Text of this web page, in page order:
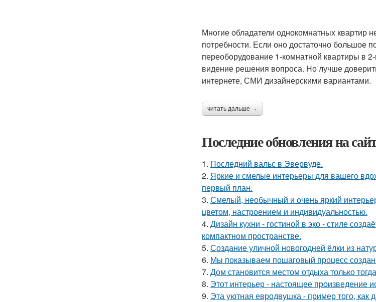
Многие обладатели однокомнатных квартир
потребности. Если оно достаточно большое
переоборудование 1-комнатной квартиры в
видение решения вопроса. Но лучше
интернете, СМИ дизайнерскими вариантами.
читать дальше →
Последние обновления на
1. Последний вальс в Эвервуде.
2. Яркие и смелые интерьеры для вашего
первый план.
3. Смелый, необычный и очень яркий
цветом, настроением и индивидуальностью.
4. Дизайн кухни - гостиной в эко - стиле
компактном пространстве.
5. Создание уличной новогодней ёлки из
6. Мы показываем пошаговый процесс
7. Дом становится местом отдыха только
8. Этот интерьер - настоящее произведение
9. Эта уютная евродвушка - пример того, как